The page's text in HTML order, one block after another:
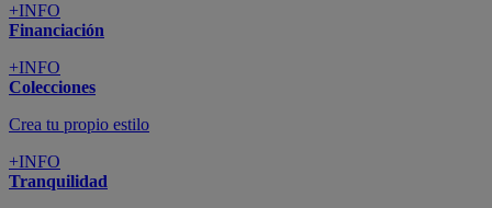
+INFO
Financiación
+INFO
Colecciones
Crea tu propio estilo
+INFO
Tranquilidad